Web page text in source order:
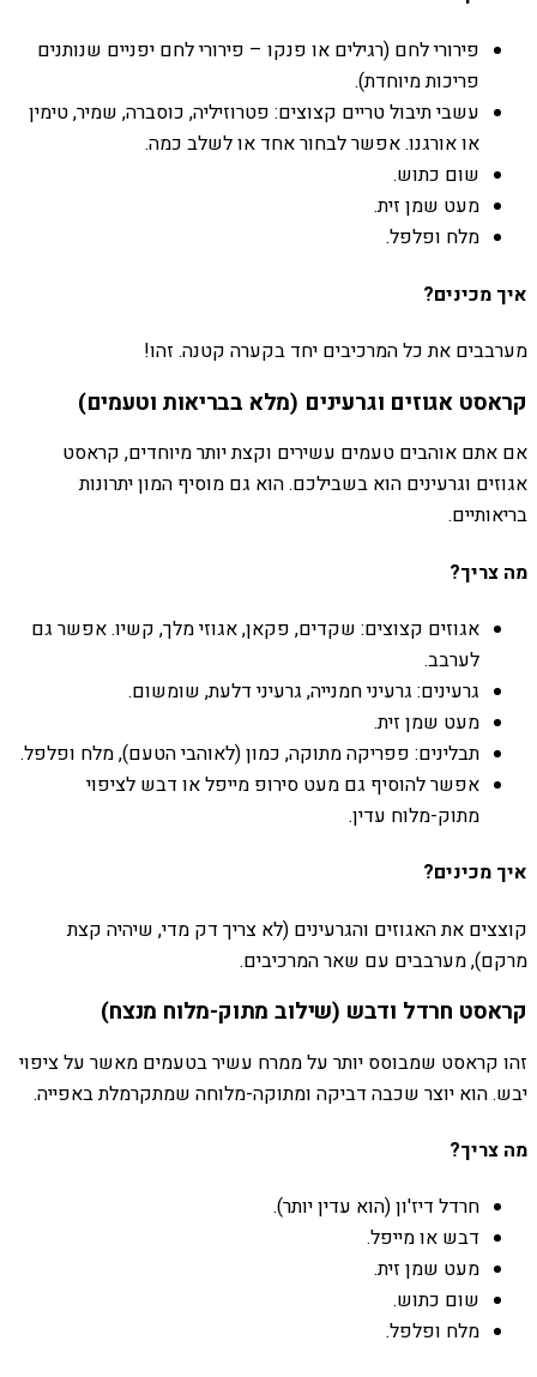
פירורי לחם (רגילים או פנקו – פירורי לחם יפניים שנותנים
פריכות מיוחדת).
עשבי תיבול טריים קצוצים: פטרוזיליה, כוסברה, שמיר, טימין
או אורגנו. אפשר לבחור אחד או לשלב כמה.
שום כתוש.
מעט שמן זית.
מלח ופלפל.
איך מכינים?
מערבבים את כל המרכיבים יחד בקערה קטנה. זהו!
קראסט אגוזים וגרעינים (מלא בבריאות וטעמים)
אם אתם אוהבים טעמים עשירים וקצת יותר מיוחדים, קראסט
אגוזים וגרעינים הוא בשבילכם. הוא גם מוסיף המון יתרונות
בריאותיים.
מה צריך?
אגוזים קצוצים: שקדים, פקאן, אגוזי מלך, קשיו. אפשר גם
לערבב.
גרעינים: גרעיני חמנייה, גרעיני דלעת, שומשום.
מעט שמן זית.
תבלינים: פפריקה מתוקה, כמון (לאוהבי הטעם), מלח ופלפל.
אפשר להוסיף גם מעט סירופ מייפל או דבש לציפוי
מתוק-מלוח עדין.
איך מכינים?
קוצצים את האגוזים והגרעינים (לא צריך דק מדי, שיהיה קצת
מרקם), מערבבים עם שאר המרכיבים.
קראסט חרדל ודבש (שילוב מתוק-מלוח מנצח)
זהו קראסט שמבוסס יותר על ממרח עשיר בטעמים מאשר על ציפוי
יבש. הוא יוצר שכבה דביקה ומתוקה-מלוחה שמתקרמלת באפייה.
מה צריך?
חרדל דיז'ון (הוא עדין יותר).
דבש או מייפל.
מעט שמן זית.
שום כתוש.
מלח ופלפל.